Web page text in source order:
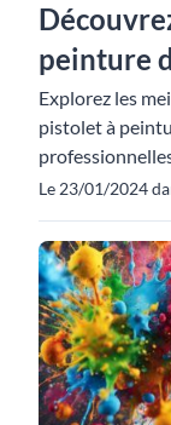
peinture
Explorez les
pistolet à
Le 23/01/2024